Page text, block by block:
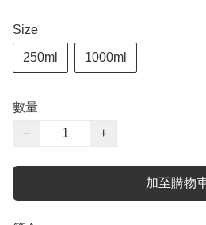
Size
250ml 1000ml
數量
−
+
加至購物